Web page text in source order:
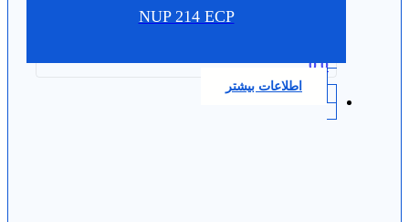
NUP 214 ECP
0.0
اطلاعات بیشتر